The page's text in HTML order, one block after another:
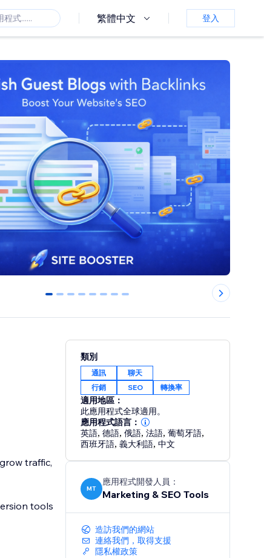
繁體中文 登入
0 1 2 3 4 5 6 7
traffic,
tools
類別
通訊
聊天
行銷
SEO 轉換率
適用地區：
此應用程式全球適用。
應用程式語言：
英語,德語,俄語,法語,葡萄牙語,
西班牙語,義大利語,中文
MT
應用程式開發人員：
Marketing & SEO Tools
造訪我們的網站
連絡我們，取得支援
隱私權政策